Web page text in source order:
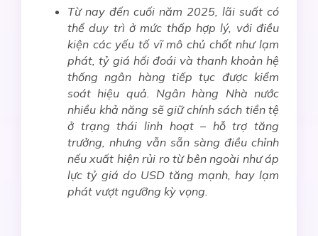
Từ nay đến cuối năm 2025, lãi suất có
thể duy trì ở mức thấp hợp lý, với điều
kiện các yếu tố vĩ mô chủ chốt như lạm
phát, tỷ giá hối đoái và thanh khoản hệ
thống ngân hàng tiếp tục được kiểm
soát hiệu quả. Ngân hàng Nhà nước
nhiều khả năng sẽ giữ chính sách tiền tệ
ở trạng thái linh hoạt – hỗ trợ tăng
trưởng, nhưng vẫn sẵn sàng điều chỉnh
nếu xuất hiện rủi ro từ bên ngoài như áp
lực tỷ giá do USD tăng mạnh, hay lạm
phát vượt ngưỡng kỳ vọng.